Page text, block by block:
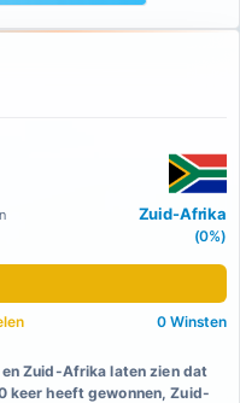
Zuid-Afrika
(0%)
0 Winsten
Zuid-Afrika laten zien dat
keer heeft gewonnen, Zuid-